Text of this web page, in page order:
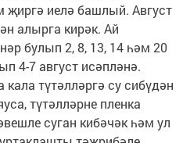
җиргә иелә башлый. Август
алырга кирәк. Ай
булып 2, 8, 13, 14 һәм 20
4-7 август исәпләнә.
түтәлләргә су сибүдән
түтәлләрне пленка
суган кибәчәк һәм ул